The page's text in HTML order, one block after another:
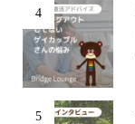
4
5